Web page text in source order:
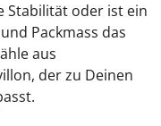
Stabilität oder ist ein
Packmass das
aus
der zu Deinen